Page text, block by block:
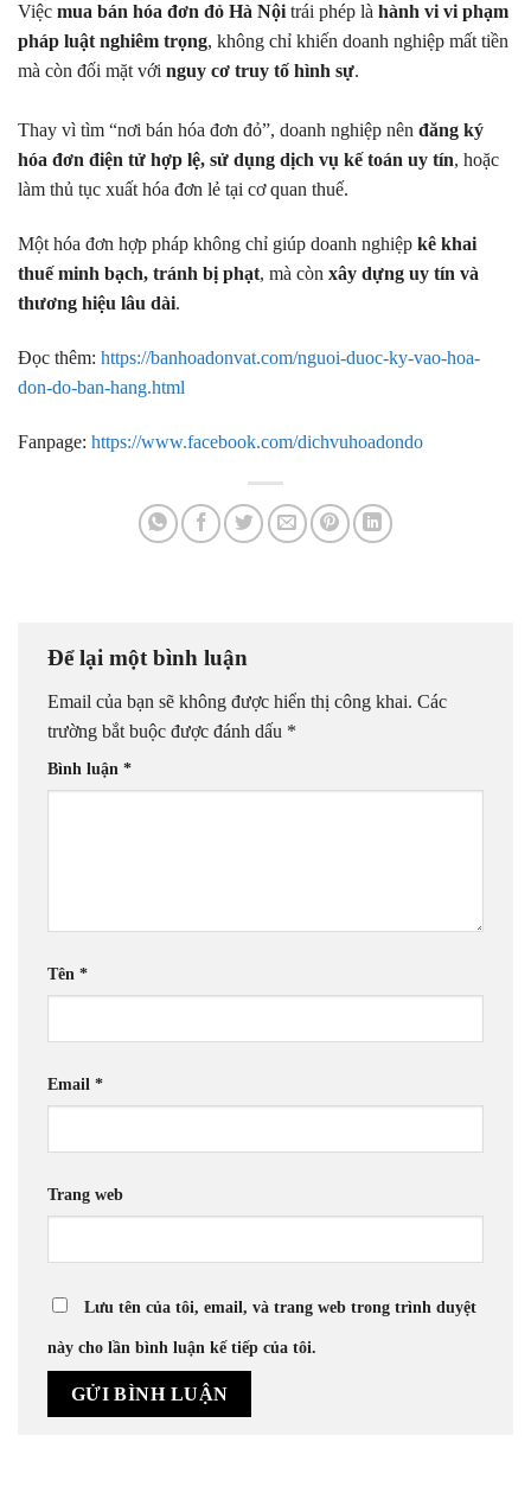
Việc mua bán hóa đơn đỏ Hà Nội trái phép là hành vi vi phạm
pháp luật nghiêm trọng, không chỉ khiến doanh nghiệp mất tiền
mà còn đối mặt với nguy cơ truy tố hình sự.
Thay vì tìm “nơi bán hóa đơn đỏ”, doanh nghiệp nên đăng ký
hóa đơn điện tử hợp lệ, sử dụng dịch vụ kế toán uy tín, hoặc
làm thủ tục xuất hóa đơn lẻ tại cơ quan thuế.
Một hóa đơn hợp pháp không chỉ giúp doanh nghiệp kê khai
thuế minh bạch, tránh bị phạt, mà còn xây dựng uy tín và
thương hiệu lâu dài.
Đọc thêm: https://banhoadonvat.com/nguoi-duoc-ky-vao-hoa-
don-do-ban-hang.html
Fanpage: https://www.facebook.com/dichvuhoadondo
Để lại một bình luận
Email của bạn sẽ không được hiển thị công khai. Các
trường bắt buộc được đánh dấu *
Bình luận *
Tên *
Email *
Trang web
Lưu tên của tôi, email, và trang web trong trình duyệt
này cho lần bình luận kế tiếp của tôi.